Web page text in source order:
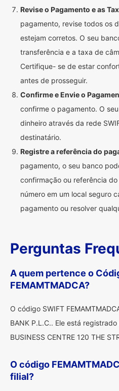
Revise o Pagamento e as
pagamento, revise todos os
estejam corretos. O seu
transferência e a taxa de
Certifique- se de estar
antes de prosseguir.
Confirme e Envie o
confirme o pagamento. O
dinheiro através da rede
destinatário.
Registre a referência do
pagamento, o seu banco
confirmação ou referência
número em um local seguro
pagamento ou resolver
Perguntas
A quem pertence o
FEMAMTMADCA?
O código SWIFT
BANK P.L.C.. Ele está
BUSINESS CENTRE 120 THE
O código
filial?